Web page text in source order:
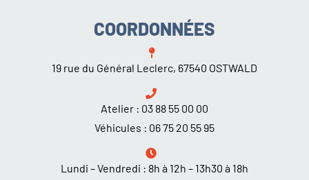
COORDONNÉES
19 rue du Général Leclerc, 67540 OSTWALD
Atelier : 03 88 55 00 00
Véhicules : 06 75 20 55 95
Lundi – Vendredi : 8h à 12h – 13h30 à 18h